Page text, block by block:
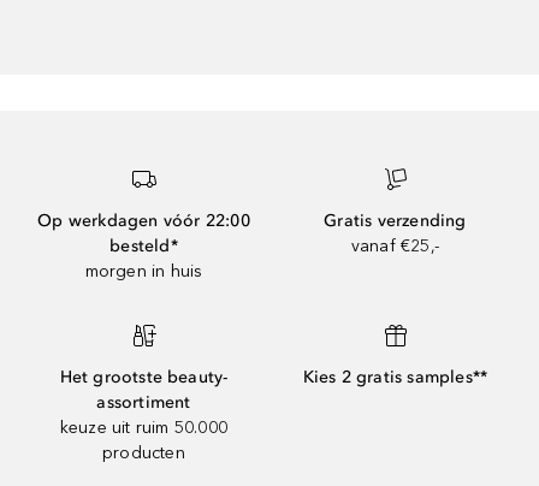
Op werkdagen vóór 22:00
besteld*
morgen in huis
Gratis verzending
vanaf €25,-
Het grootste beauty-
assortiment
keuze uit ruim 50.000
producten
Kies 2 gratis samples**